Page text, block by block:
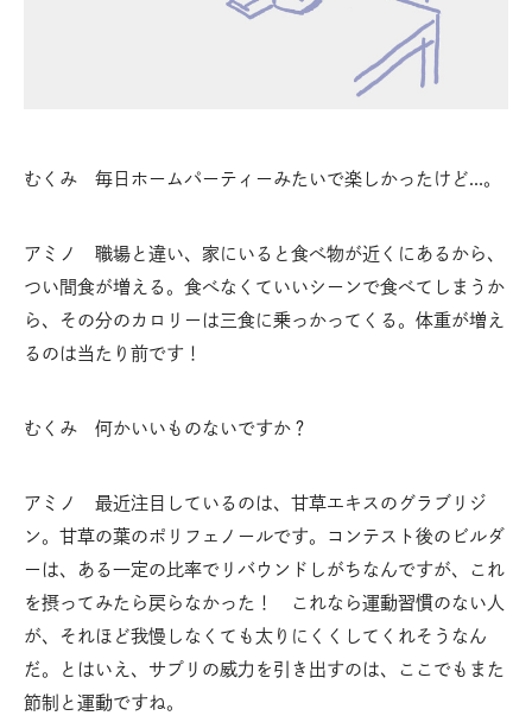
むくみ 毎日ホームパーティーみたいで楽しかったけど…。
アミノ 職場と違い、家にいると食べ物が近くにあるから、
つい間食が増える。食べなくていいシーンで食べてしまうか
ら、その分のカロリーは三食に乗っかってくる。体重が増え
るのは当たり前です！
むくみ 何かいいものないですか？
アミノ 最近注目しているのは、甘草エキスのグラブリジ
ン。甘草の葉のポリフェノールです。コンテスト後のビルダ
ーは、ある一定の比率でリバウンドしがちなんですが、これ
を摂ってみたら戻らなかった！ これなら運動習慣のない人
が、それほど我慢しなくても太りにくくしてくれそうなん
だ。とはいえ、サプリの威力を引き出すのは、ここでもまた
節制と運動ですね。